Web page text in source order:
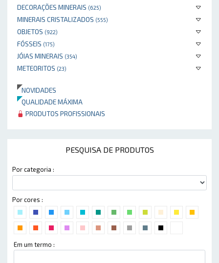
DECORAÇÕES MINERAIS (625)
MINERAIS CRISTALIZADOS (555)
OBJETOS (922)
FÓSSEIS (175)
JÓIAS MINERAIS (354)
METEORITOS (23)
NOVIDADES
QUALIDADE MÁXIMA
PRODUTOS PROFISSIONAIS
PESQUISA DE PRODUTOS
Por categoria :
Por cores :
Em um termo :